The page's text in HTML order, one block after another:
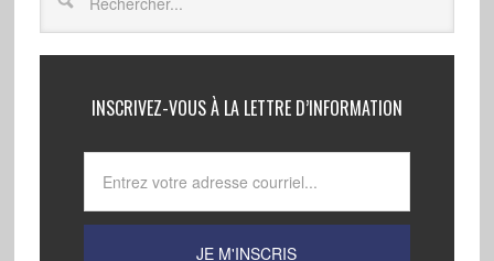
INSCRIVEZ-VOUS À LA LETTRE D’INFORMATION